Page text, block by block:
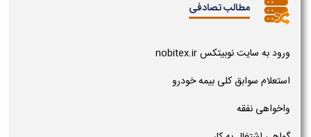
مطالب تصادفی
ورود به سایت نوبیتکس nobitex.ir
استعلام سوابق کلی بیمه خودرو
واخواهی نفقه